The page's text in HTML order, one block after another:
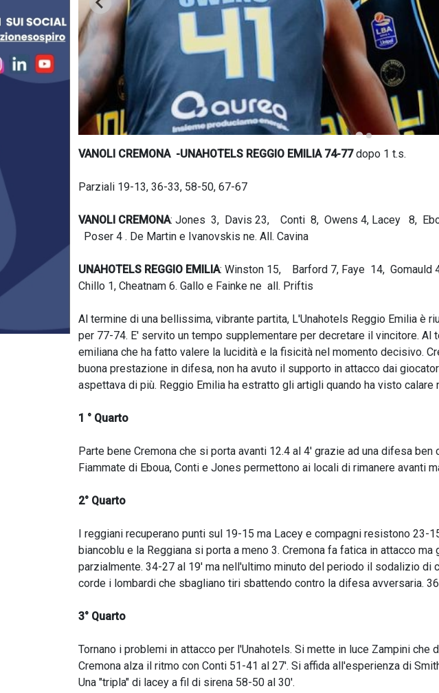
VANOLI CREMONA -UNAHOTELS REGGIO EMILIA 74-77dopo 1 t.s.
Parziali 19-13, 36-33, 58-50, 67-67
VANOLI CREMONA: Jones 3, Davis 23, Conti 8, Owens 4, Lacey 8,
Poser 4 . De Martin e Ivanovskis ne. All. Cavina
UNAHOTELS REGGIO EMILIA: Winston 15, Barford 7, Faye 14,
Chillo 1, Cheatnam 6. Gallo e Fainke ne all. Priftis
Al termine di una bellissima, vibrante partita, L'Unahotels Reggio Emilia è
per 77-74. E' servito un tempo supplementare per decretare il vincitore. Al
emiliana che ha fatto valere la lucidità e la fisicità nel momento decisivo.
buona prestazione in difesa, non ha avuto il supporto in attacco dai
aspettava di più. Reggio Emilia ha estratto gli artigli quando ha visto calare
1 ° Quarto
Parte bene Cremona che si porta avanti 12.4 al 4' grazie ad una difesa
Fiammate di Eboua, Conti e Jones permettono ai locali di rimanere avanti
2° Quarto
I reggiani recuperano punti sul 19-15 ma Lacey e compagni resistono 23-
biancoblu e la Reggiana si porta a meno 3. Cremona fa fatica in attacco
parzialmente. 34-27 al 19' ma nell'ultimo minuto del periodo il sodalizio di
corde i lombardi che sbagliano tiri sbattendo contro la difesa avversaria.
3° Quarto
Tornano i problemi in attacco per l'Unahotels. Si mette in luce Zampini che
Cremona alza il ritmo con Conti 51-41 al 27'. Si affida all'esperienza di
Una "tripla" di lacey a fil di sirena 58-50 al 30'.